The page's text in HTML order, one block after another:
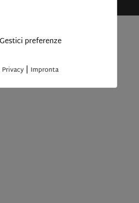
Gestici preferenze
Privacy | Impronta